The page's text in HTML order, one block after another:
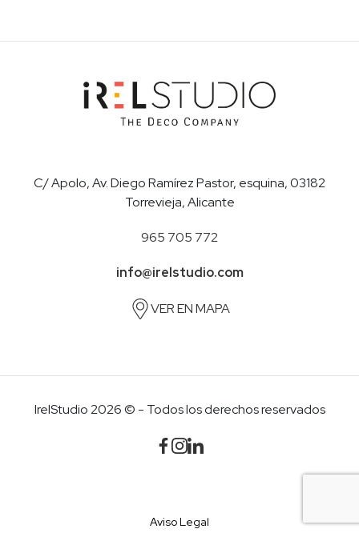
C/ Apolo, Av. Diego Ramírez Pastor, esquina, 03182
Torrevieja, Alicante
965 705 772
info@irelstudio.com
VER EN MAPA
IrelStudio 2026 © - Todos los derechos reservados
Aviso Legal